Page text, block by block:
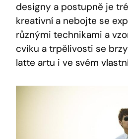
designy a postupně je
kreativní a nebojte se
různými technikami a
cviku a trpělivosti se
latte artu i ve svém